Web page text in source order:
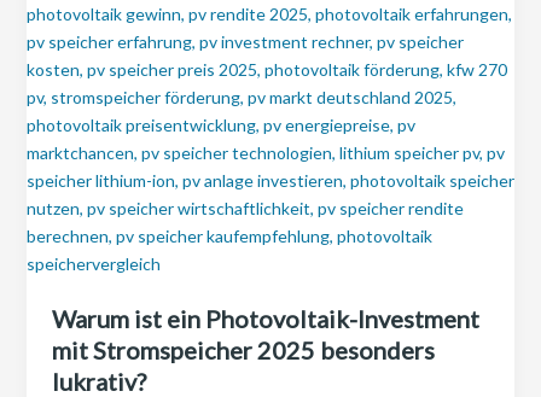
Sales
Warum ist ein Photovoltaik-Investment
mit Stromspeicher 2025 besonders
lukrativ?